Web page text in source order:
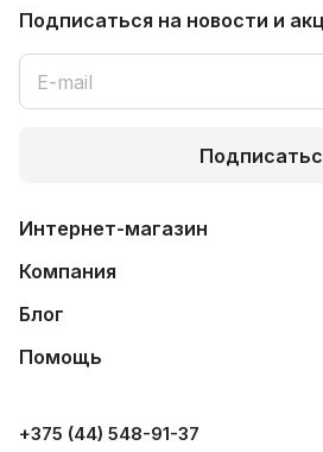
Подписаться на новости и
Интернет-магазин
Компания
Блог
Помощь
+375 (44) 548-91-37